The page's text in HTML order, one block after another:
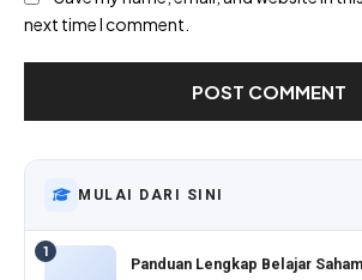
next time I comment.
MULAI DARI SINI
1
Panduan Lengkap Belajar